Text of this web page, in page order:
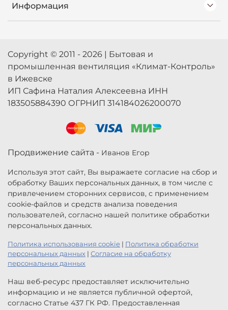
Информация
Copyright © 2011 - 2026 | Бытовая и
промышленная вентиляция «Климат-Контроль»
в Ижевске
ИП Сафина Наталия Алексеевна ИНН
183505884390 ОГРНИП 314184026200070
Продвижение сайта - Иванов Егор
Используя этот сайт, Вы выражаете согласие на сбор и
обработку Ваших персональных данных, в том числе с
привлечением сторонних сервисов, с применением
cookie-файлов и средств анализа поведения
пользователей, согласно нашей политике обработки
персональных данных.
Политика использования cookie | Политика обработки
персональных данных | Согласие на обработку
персональных данных
Наш веб-ресурс предоставляет исключительно
информацию и не является публичной офертой,
согласно Статье 437 ГК РФ. Предоставленная